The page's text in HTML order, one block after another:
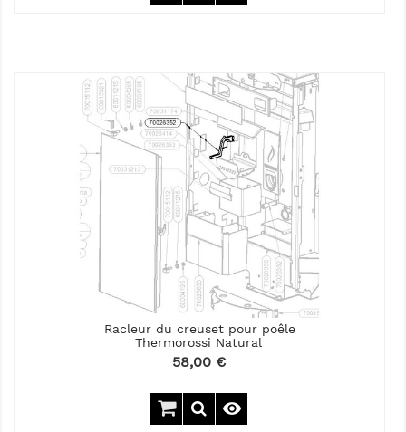
Racleur du creuset pour poêle
Thermorossi Natural
Prix
58,00 €
